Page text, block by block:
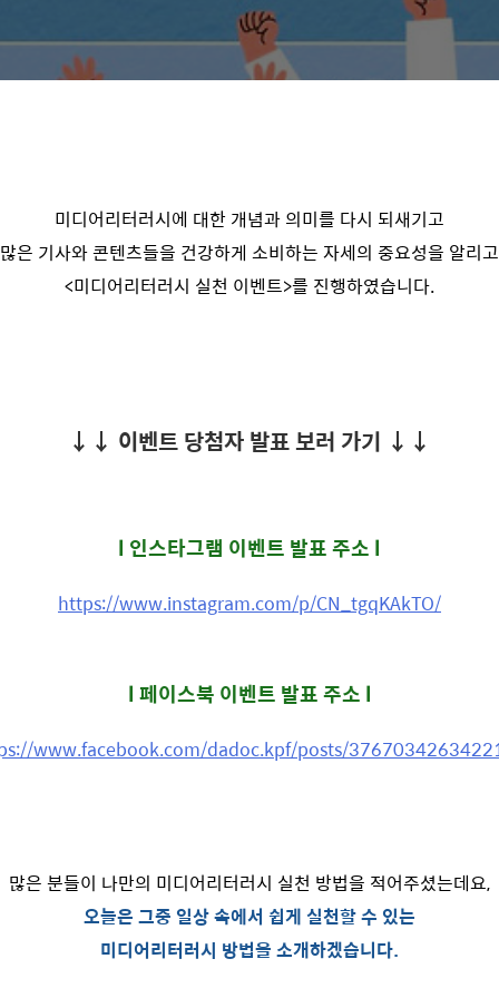
미디어리터러시에 대한 개념과 의미를 다시 되새기고
은 기사와 콘텐츠들을 건강하게 소비하는 자세의 중요성을 알리
<미디어리터러시 실천 이벤트>를 진행하였습니다.
↓↓ 이벤트 당첨자 발표 보러 가기 ↓↓
l 인스타그램 이벤트 발표 주소 l
https://www.instagram.com/p/CN_tgqKAkTO/
l 페이스북 이벤트 발표 주소 l
www.facebook.com/dadoc.kpf/posts/
많은 분들이 나만의 미디어리터러시 실천 방법을 적어주셨는데요,
오늘은 그중 일상 속에서 쉽게 실천할 수 있는
미디어리터러시 방법을 소개하겠습니다.